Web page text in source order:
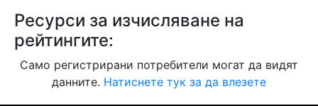
Ресурси за изчисляване на
рейтингите:
Само регистрирани потребители могат да видят
данните. Натиснете тук за да влезете